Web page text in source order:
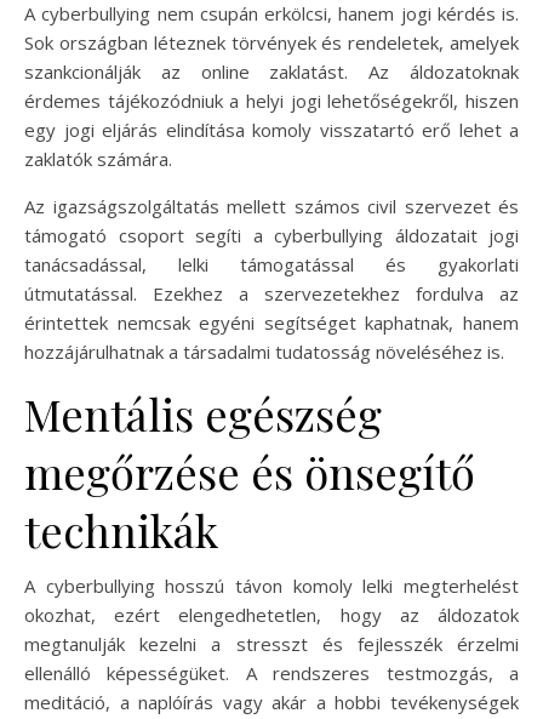
A cyberbullying nem csupán erkölcsi, hanem jogi kérdés is.
Sok országban léteznek törvények és rendeletek, amelyek
szankcionálják az online zaklatást. Az áldozatoknak
érdemes tájékozódniuk a helyi jogi lehetőségekről, hiszen
egy jogi eljárás elindítása komoly visszatartó erő lehet a
zaklatók számára.
Az igazságszolgáltatás mellett számos civil szervezet és
támogató csoport segíti a cyberbullying áldozatait jogi
tanácsadással, lelki támogatással és gyakorlati
útmutatással. Ezekhez a szervezetekhez fordulva az
érintettek nemcsak egyéni segítséget kaphatnak, hanem
hozzájárulhatnak a társadalmi tudatosság növeléséhez is.
Mentális egészség
megőrzése és önsegítő
technikák
A cyberbullying hosszú távon komoly lelki megterhelést
okozhat, ezért elengedhetetlen, hogy az áldozatok
megtanulják kezelni a stresszt és fejlesszék érzelmi
ellenálló képességüket. A rendszeres testmozgás, a
meditáció, a naplóírás vagy akár a hobbi tevékenységek